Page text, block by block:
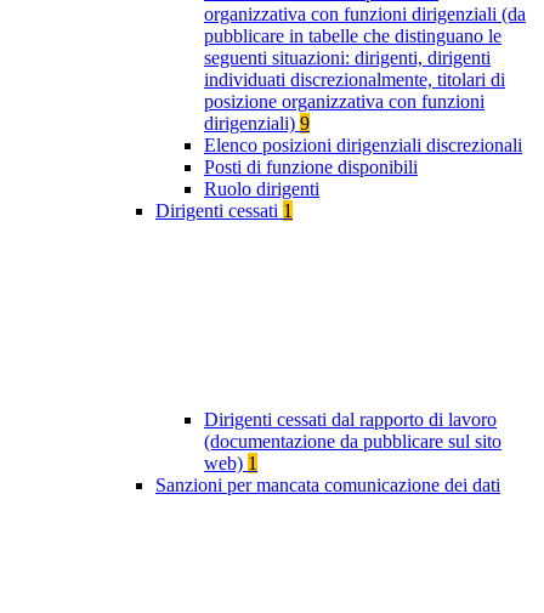
organizzativa con funzioni dirigenziali (da
pubblicare in tabelle che distinguano le
seguenti situazioni: dirigenti, dirigenti
individuati discrezionalmente, titolari di
posizione organizzativa con funzioni
dirigenziali) 9
Elenco posizioni dirigenziali discrezionali
Posti di funzione disponibili
Ruolo dirigenti
Dirigenti cessati 1
Dirigenti cessati dal rapporto di lavoro
(documentazione da pubblicare sul sito
web) 1
Sanzioni per mancata comunicazione dei dati